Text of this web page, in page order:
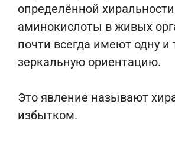
определённой
аминокислоты в живых
почти всегда имеют одну и
зеркальную ориентацию.
Это явление называют
избытком.